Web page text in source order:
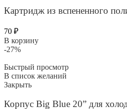
Картридж из вспененного
70 ₽
В корзину
-27%
Быстрый просмотр
В список желаний
Закрыть
Корпус Вig Вlue 20” для